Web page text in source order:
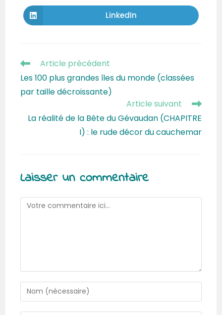
LinkedIn
Article précédent
Les 100 plus grandes îles du monde (classées
par taille décroissante)
Article suivant
La réalité de la Bête du Gévaudan (CHAPITRE
I) : le rude décor du cauchemar
Laisser un commentaire